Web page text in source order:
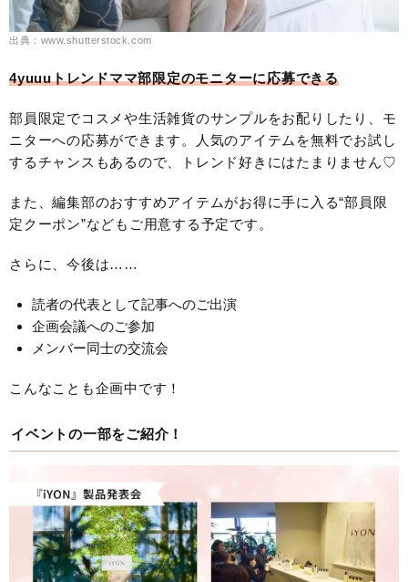
出典：www.shutterstock.com
4yuuuトレンドママ部限定のモニターに応募できる
部員限定でコスメや生活雑貨のサンプルをお配りしたり、モ
ニターへの応募ができます。人気のアイテムを無料でお試し
するチャンスもあるので、トレンド好きにはたまりません♡
また、編集部のおすすめアイテムがお得に手に入る“部員限
定クーポン”などもご用意する予定です。
さらに、今後は……
読者の代表として記事へのご出演
企画会議へのご参加
メンバー同士の交流会
こんなことも企画中です！
イベントの一部をご紹介！